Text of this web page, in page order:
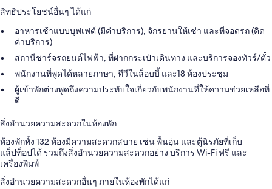
สิทธิประโยชน์อื่นๆ ได้แก่
อาหารเช้าแบบบุฟเฟต์ (มีค่าบริการ), จักรยานให้เช่า และที่จอดรถ (คิด
ค่าบริการ)
สถานีชาร์จรถยนต์ไฟฟ้า, ที่ฝากกระเป๋าเดินทาง และบริการจองทัวร์/ตั๋ว
พนักงานที่พูดได้หลายภาษา, ทีวีในล็อบบี้ และ18 ห้องประชุม
ผู้เข้าพักต่างพูดถึงความประทับใจเกี่ยวกับพนักงานที่ให้ความช่วยเหลือที่
ดี
สิ่งอำนวยความสะดวกในห้องพัก
ห้องพักทั้ง 132 ห้องมีความสะดวกสบาย เช่น พื้นอุ่น และตู้นิรภัยที่เก็บ
แล็ปท็อปได้ รวมถึงสิ่งอำนวยความสะดวกอย่าง บริการ Wi-Fi ฟรี และ
เครื่องพิมพ์
สิ่งอำนวยความสะดวกอื่นๆ ภายในห้องพักได้แก่